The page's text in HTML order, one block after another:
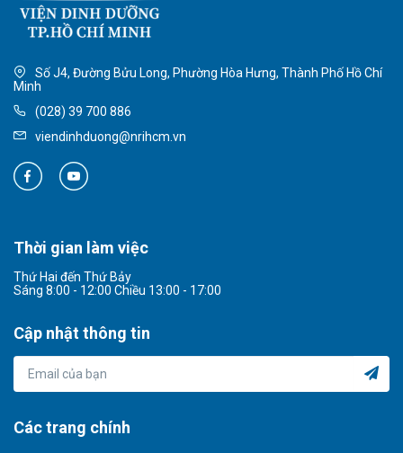
Số J4, Đường Bửu Long, Phường Hòa Hưng, Thành Phố Hồ Chí
Minh
(028) 39 700 886
viendinhduong@nrihcm.vn
Thời gian làm việc
Thứ Hai đến Thứ Bảy
Sáng 8:00 - 12:00 Chiều 13:00 - 17:00
Cập nhật thông tin
Các trang chính